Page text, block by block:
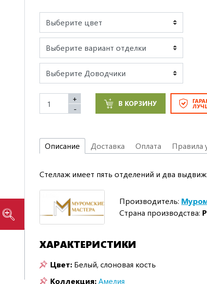
+
-
В КОРЗИНУ
Описание Доставка Оплата Правила
Стеллаж имеет пять отделений и два
Производитель:
Страна производства:
ХАРАКТЕРИСТИКИ
Цвет: Белый, слоновая кость
Коллекция:Амелия